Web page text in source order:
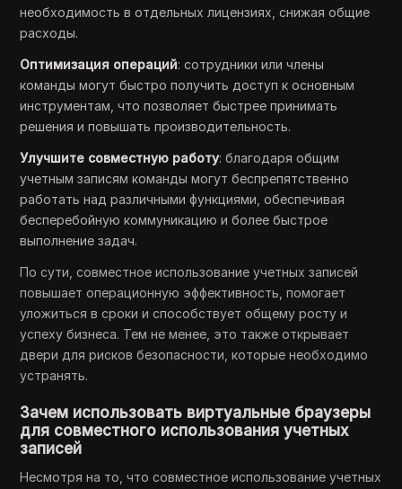
необходимость в отдельных лицензиях, снижая общие
расходы.
Оптимизация операций: сотрудники или члены
команды могут быстро получить доступ к основным
инструментам, что позволяет быстрее принимать
решения и повышать производительность.
Улучшите совместную работу: благодаря общим
учетным записям команды могут беспрепятственно
работать над различными функциями, обеспечивая
бесперебойную коммуникацию и более быстрое
выполнение задач.
По сути, совместное использование учетных записей
повышает операционную эффективность, помогает
уложиться в сроки и способствует общему росту и
успеху бизнеса. Тем не менее, это также открывает
двери для рисков безопасности, которые необходимо
устранять.
Зачем использовать виртуальные браузеры
для совместного использования учетных
записей
Несмотря на то, что совместное использование учетных